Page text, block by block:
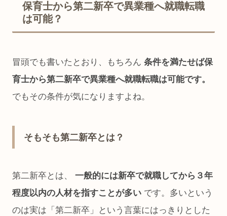
保育士から第二新卒で異業種へ就職転職
は可能？
冒頭でも書いたとおり、もちろん 条件を満たせば保
育士から第二新卒で異業種へ就職転職は可能です。
でもその条件が気になりますよね。
そもそも第二新卒とは？
第二新卒とは、 一般的には新卒で就職してから３年
程度以内の人材を指すことが多い です。多いという
のは実は「第二新卒」という言葉にはっきりとした